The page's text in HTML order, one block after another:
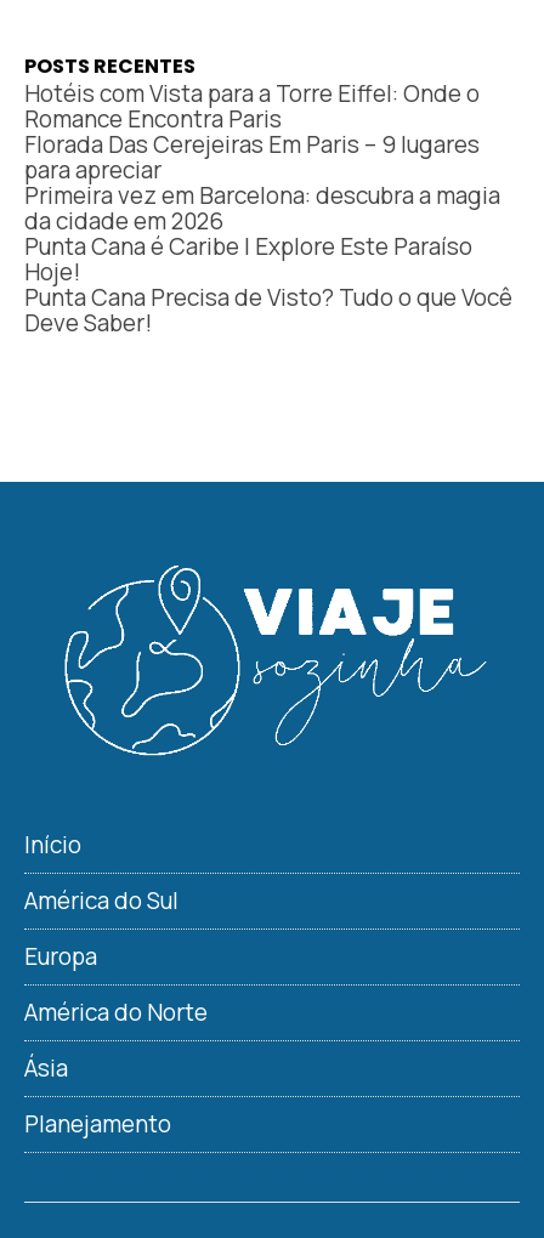
POSTS RECENTES
Hotéis com Vista para a Torre Eiffel: Onde o
Romance Encontra Paris
Florada Das Cerejeiras Em Paris – 9 lugares
para apreciar
Primeira vez em Barcelona: descubra a magia
da cidade em 2026
Punta Cana é Caribe | Explore Este Paraíso
Hoje!
Punta Cana Precisa de Visto? Tudo o que Você
Deve Saber!
Início
América do Sul
Europa
América do Norte
Ásia
Planejamento